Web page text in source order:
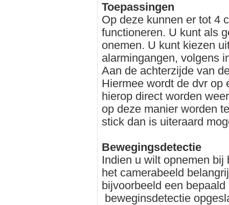
Toepassingen
Op deze kunnen er tot 4
functioneren. U kunt als
onemen. U kunt kiezen
alarmingangen, volgens
Aan de achterzijde van
Hiermee wordt de dvr op
hierop direct worden
op deze manier worden
stick dan is uiteraard
Bewegingsdetectie
Indien u wilt opnemen
het camerabeeld
bijvoorbeeld een
beweginsdetectie